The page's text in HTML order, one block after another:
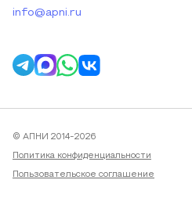
info@apni.ru
© АПНИ 2014-2026
Политика конфиденциальности
Пользовательское соглашение